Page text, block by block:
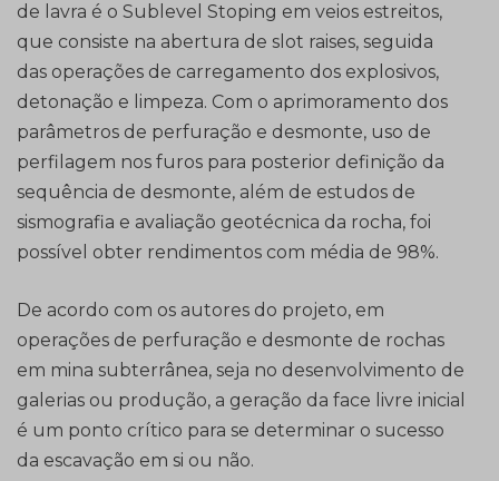
de lavra é o Sublevel Stoping em veios estreitos,
que consiste na abertura de slot raises, seguida
das operações de carregamento dos explosivos,
detonação e limpeza. Com o aprimoramento dos
parâmetros de perfuração e desmonte, uso de
perfilagem nos furos para posterior definição da
sequência de desmonte, além de estudos de
sismografia e avaliação geotécnica da rocha, foi
possível obter rendimentos com média de 98%.
De acordo com os autores do projeto, em
operações de perfuração e desmonte de rochas
em mina subterrânea, seja no desenvolvimento de
galerias ou produção, a geração da face livre inicial
é um ponto crítico para se determinar o sucesso
da escavação em si ou não.